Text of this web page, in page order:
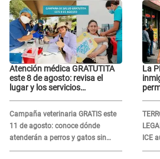
Atención médica GRATUTITA
este 8 de agosto: revisa el
lugar y los servicios
Campaña veterinaria GRATIS este
11 de agosto: conoce dónde
atenderán a perros y gatos sin
costo
La
ICE
a